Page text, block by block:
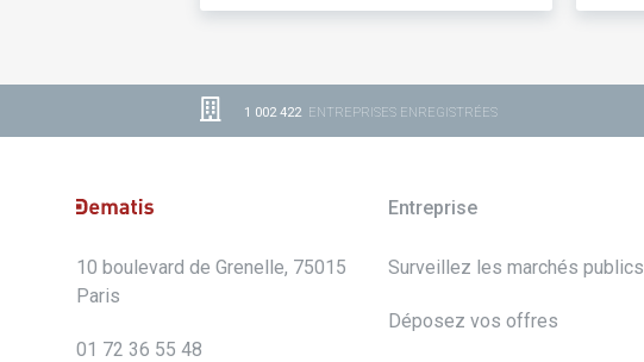
1 002 422ENTREPRISES ENREGISTRÉES
10 boulevard de Grenelle, 75015
Paris
01 72 36 55 48
Entreprise
Surveillez les marchés publics
Déposez vos offres